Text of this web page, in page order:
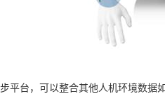
平台，可以整合其他人机环境数